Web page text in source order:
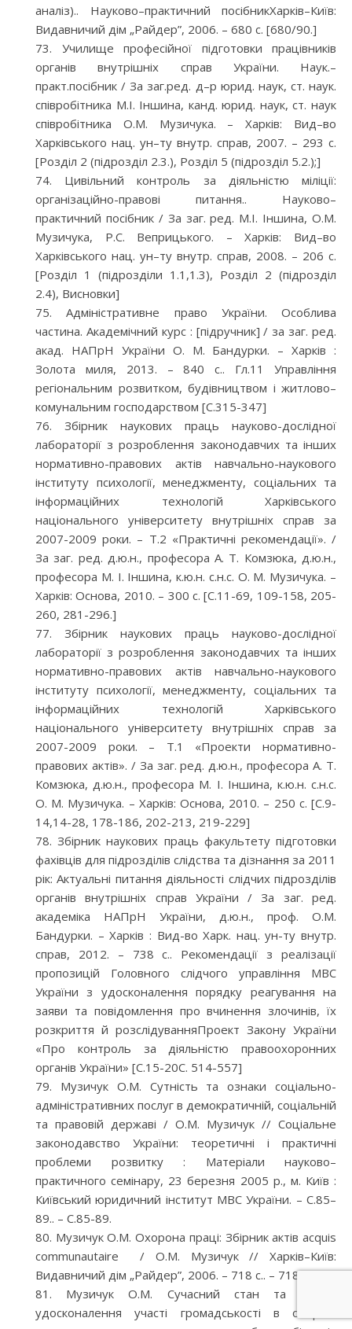
аналіз).. Науково–практичний посібникХарків–Київ:
Видавничий дім „Райдер”, 2006. – 680 с. [680/90.]
Училище професійної підготовки працівників
органів внутрішніх справ України. Наук.–
практ.посібник / За заг.ред. д–р юрид. наук, ст. наук.
співробітника М.І. Іншина, канд. юрид. наук, ст. наук
співробітника О.М. Музичука. – Харків: Вид–во
Харківського нац. ун–ту внутр. справ, 2007. – 293 с.
[Розділ 2 (підрозділ 2.3.), Розділ 5 (підрозділ 5.2.);]
Цивільний контроль за діяльністю міліції:
організаційно-правові питання.. Науково–
практичний посібник / За заг. ред. М.І. Іншина, О.М.
Музичука, Р.С. Веприцького. – Харків: Вид–во
Харківського нац. ун–ту внутр. справ, 2008. – 206 с.
[Розділ 1 (підрозділи 1.1,1.3), Розділ 2 (підрозділ
2.4), Висновки]
Адміністративне право України. Особлива
частина. Академічний курс : [підручник] / за заг. ред.
акад. НАПрН України О. М. Бандурки. – Харків :
Золота миля, 2013. – 840 с.. Гл.11 Управління
регіональним розвитком, будівництвом і житлово–
комунальним господарством [С.315-347]
Збірник наукових праць науково-дослідної
лабораторії з розроблення законодавчих та інших
нормативно-правових актів навчально-наукового
інституту психології, менеджменту, соціальних та
інформаційних технологій Харківського
національного університету внутрішніх справ за
2007-2009 роки. – Т.2 «Практичні рекомендації». /
За заг. ред. д.ю.н., професора А. Т. Комзюка, д.ю.н.,
професора М. І. Іншина, к.ю.н. с.н.с. О. М. Музичука. –
Харків: Основа, 2010. – 300 с. [С.11-69, 109-158, 205-
260, 281-296.]
Збірник наукових праць науково-дослідної
лабораторії з розроблення законодавчих та інших
нормативно-правових актів навчально-наукового
інституту психології, менеджменту, соціальних та
інформаційних технологій Харківського
національного університету внутрішніх справ за
2007-2009 роки. – Т.1 «Проекти нормативно-
правових актів». / За заг. ред. д.ю.н., професора А. Т.
Комзюка, д.ю.н., професора М. І. Іншина, к.ю.н. с.н.с.
О. М. Музичука. – Харків: Основа, 2010. – 250 с. [С.9-
14,14-28, 178-186, 202-213, 219-229]
Збірник наукових праць факультету підготовки
фахівців для підрозділів слідства та дізнання за 2011
рік: Актуальні питання діяльності слідчих підрозділів
органів внутрішніх справ України / За заг. ред.
академіка НАПрН України, д.ю.н., проф. О.М.
Бандурки. – Харків : Вид-во Харк. нац. ун-ту внутр.
справ, 2012. – 738 с.. Рекомендації з реалізації
пропозицій Головного слідчого управління МВС
України з удосконалення порядку реагування на
заяви та повідомлення про вчинення злочинів, їх
розкриття й розслідуванняПроект Закону України
«Про контроль за діяльністю правоохоронних
органів України» [С.15-20С. 514-557]
Музичук О.М. Сутність та ознаки соціально-
адміністративних послуг в демократичній, соціальній
та правовій державі / О.М. Музичук // Соціальне
законодавство України: теоретичні і практичні
проблеми розвитку : Матеріали науково–
практичного семінару, 23 березня 2005 р., м. Київ :
Київський юридичний інститут МВС України. – С.85–
89.. – С.85-89.
Музичук О.М. Охорона праці: Збірник актів acquis
communautaire / О.М. Музичук // Харків–Київ:
Видавничий дім „Райдер”, 2006. – 718 с.. – 718/55.
Музичук О.М. Сучасний стан та шляхи
удосконалення участі громадськості в охороні